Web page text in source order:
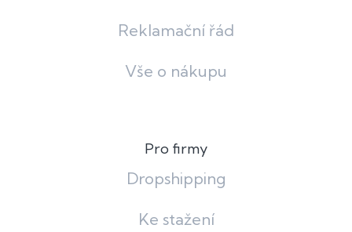
Reklamační řád
Vše o nákupu
Pro firmy
Dropshipping
Ke stažení